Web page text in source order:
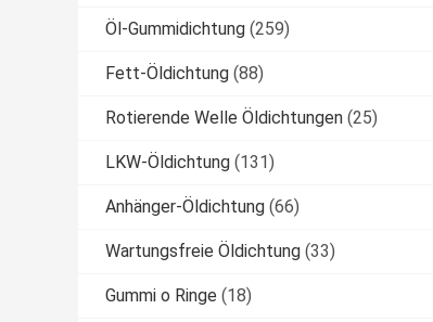
Öl-Gummidichtung (259)
Fett-Öldichtung (88)
Rotierende Welle Öldichtungen (25)
LKW-Öldichtung (131)
Anhänger-Öldichtung (66)
Wartungsfreie Öldichtung (33)
Gummi o Ringe (18)